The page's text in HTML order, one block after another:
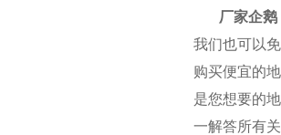
厂家企鹅
我们也可以
购买便宜的
是您想要的
一解答所有